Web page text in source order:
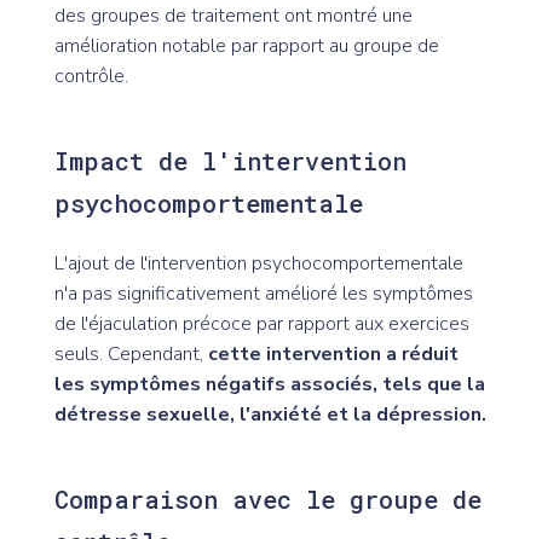
des groupes de traitement ont montré une
amélioration notable par rapport au groupe de
contrôle.
Impact de l'intervention
psychocomportementale
L'ajout de l'intervention psychocomportementale
n'a pas significativement amélioré les symptômes
de l'éjaculation précoce par rapport aux exercices
seuls. Cependant, cette intervention a réduit
les symptômes négatifs associés, tels que la
détresse sexuelle, l'anxiété et la dépression.
Comparaison avec le groupe de